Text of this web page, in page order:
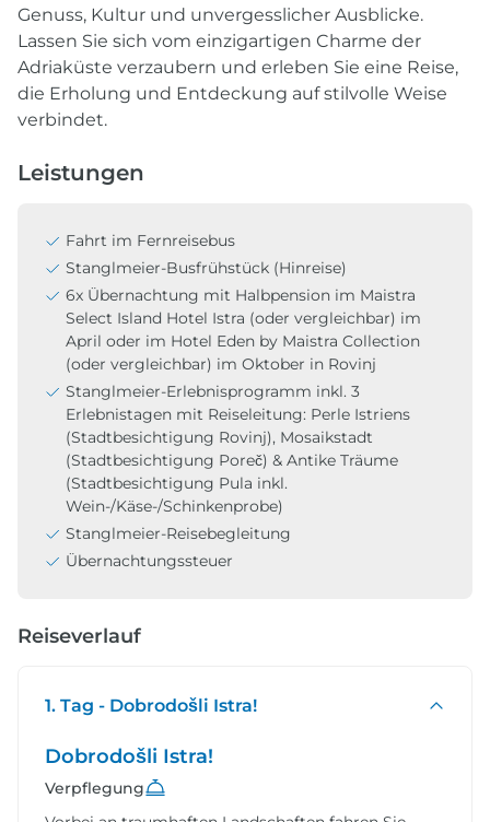
Genuss, Kultur und unvergesslicher Ausblicke.
Lassen Sie sich vom einzigartigen Charme der
Adriaküste verzaubern und erleben Sie eine Reise,
die Erholung und Entdeckung auf stilvolle Weise
verbindet.
Leistungen
Fahrt im Fernreisebus
Stanglmeier-Busfrühstück (Hinreise)
6x Übernachtung mit Halbpension im Maistra
Select Island Hotel Istra (oder vergleichbar) im
April oder im Hotel Eden by Maistra Collection
(oder vergleichbar) im Oktober in Rovinj
Stanglmeier-Erlebnisprogramm inkl. 3
Erlebnistagen mit Reiseleitung: Perle Istriens
(Stadtbesichtigung Rovinj), Mosaikstadt
(Stadtbesichtigung Poreč) & Antike Träume
(Stadtbesichtigung Pula inkl.
Wein-/Käse-/Schinkenprobe)
Stanglmeier-Reisebegleitung
Übernachtungssteuer
Reiseverlauf
1. Tag - Dobrodošli Istra!
Dobrodošli Istra!
Verpflegung